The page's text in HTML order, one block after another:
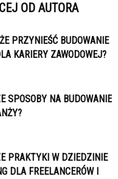
OD AUTORA
PRZYNIEŚĆ BUDOWANIE
KARIERY ZAWODOWEJ?
SPOSOBY NA BUDOWANIE
PRAKTYKI W DZIEDZINIE
DLA FREELANCERÓW I